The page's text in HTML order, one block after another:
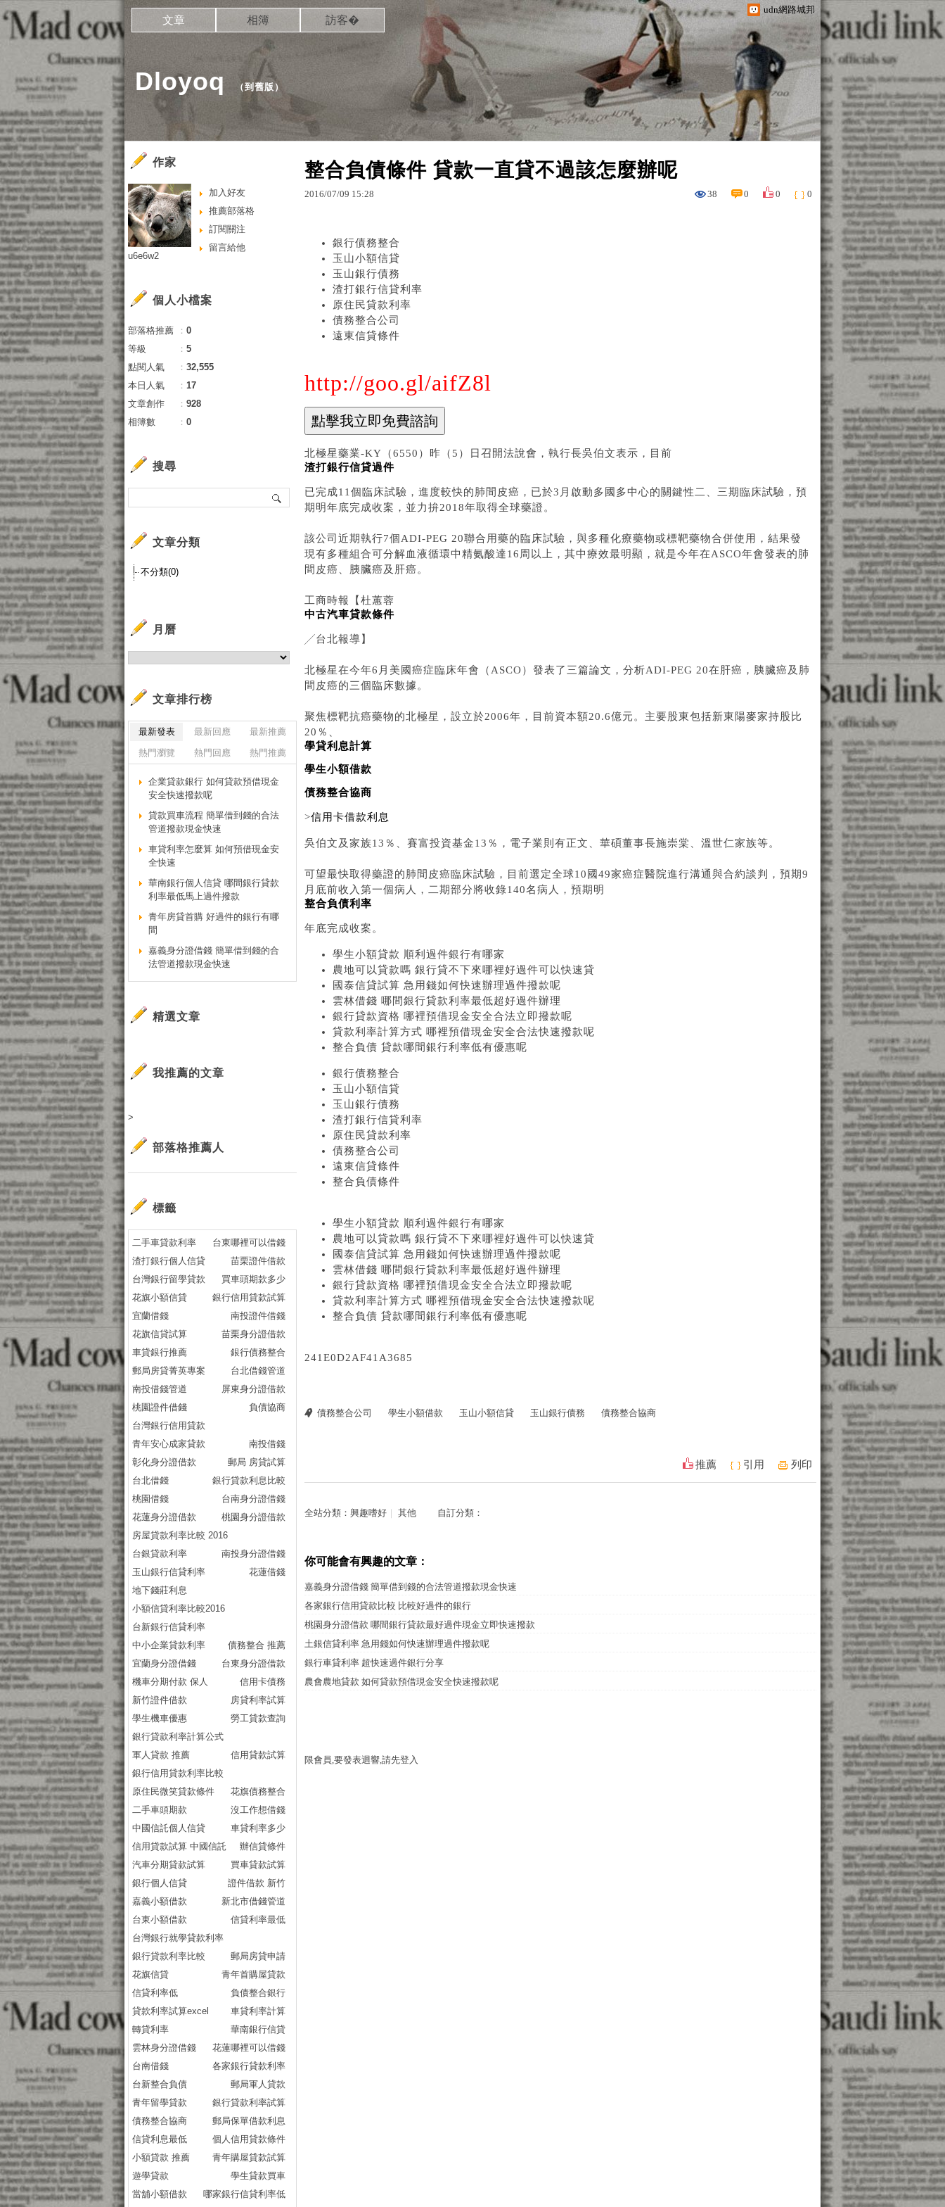
udn網路城邦
Dloyoq （到舊版 ）
文章 相簿 訪客�
整合負債條件 貸款一直貸不過該怎麼辦呢
2016/07/09 15:28 38 0 0 0
銀行債務整合
玉山小額信貸
玉山銀行債務
渣打銀行信貸利率
原住民貸款利率
債務整合公司
遠東信貸條件
http://goo.gl/aifZ8l
北極星藥業-KY（6550）昨（5）日召開法說會，執行長吳伯文表示，目前
渣打銀行信貸過件
已完成11個臨床試驗，進度較快的肺間皮癌，已於3月啟動多國多中心的關鍵性二、三期臨床試驗，預
期明年底完成收案，並力拚2018年取得全球藥證。
該公司近期執行7個ADI-PEG 20聯合用藥的臨床試驗，與多種化療藥物或標靶藥物合併使用，結果發
現有多種組合可分解血液循環中精氨酸達16周以上，其中療效最明顯，就是今年在ASCO年會發表的肺
間皮癌、胰臟癌及肝癌。
工商時報【杜蕙蓉
中古汽車貸款條件
╱台北報導】
北極星在今年6月美國癌症臨床年會（ASCO）發表了三篇論文，分析ADI-PEG 20在肝癌，胰臟癌及肺
間皮癌的三個臨床數據。
聚焦標靶抗癌藥物的北極星，設立於2006年，目前資本額20.6億元。主要股東包括新東陽麥家持股比
20％、
學貸利息計算
學生小額借款
債務整合協商
>信用卡借款利息
吳伯文及家族13％、賽富投資基金13％，電子業則有正文、華碩董事長施崇棠、溫世仁家族等。
可望最快取得藥證的肺間皮癌臨床試驗，目前選定全球10國49家癌症醫院進行溝通與合約談判，預期9
月底前收入第一個病人，二期部分將收錄140名病人，預期明
整合負債利率
年底完成收案。
學生小額貸款 順利過件銀行有哪家
農地可以貸款嗎 銀行貸不下來哪裡好過件可以快速貸
國泰信貸試算 急用錢如何快速辦理過件撥款呢
雲林借錢 哪間銀行貸款利率最低超好過件辦理
銀行貸款資格 哪裡預借現金安全合法立即撥款呢
貸款利率計算方式 哪裡預借現金安全合法快速撥款呢
整合負債 貸款哪間銀行利率低有優惠呢
銀行債務整合
玉山小額信貸
玉山銀行債務
渣打銀行信貸利率
原住民貸款利率
債務整合公司
遠東信貸條件
整合負債條件
學生小額貸款 順利過件銀行有哪家
農地可以貸款嗎 銀行貸不下來哪裡好過件可以快速貸
國泰信貸試算 急用錢如何快速辦理過件撥款呢
雲林借錢 哪間銀行貸款利率最低超好過件辦理
銀行貸款資格 哪裡預借現金安全合法立即撥款呢
貸款利率計算方式 哪裡預借現金安全合法快速撥款呢
整合負債 貸款哪間銀行利率低有優惠呢
241E0D2AF41A3685
債務整合公司 學生小額借款 玉山小額信貸 玉山銀行債務 債務整合協商
推薦 引用 列印
全站分類： 興趣嗜好 其他 自訂分類：
你可能會有興趣的文章：
嘉義身分證借錢 簡單借到錢的合法管道撥款現金快速
各家銀行信用貸款比較 比較好過件的銀行
桃園身分證借款 哪間銀行貸款最好過件現金立即快速撥款
土銀信貸利率 急用錢如何快速辦理過件撥款呢
銀行車貸利率 超快速過件銀行分享
農會農地貸款 如何貸款預借現金安全快速撥款呢
限會員,要發表迴響,請先登入
作家
加入好友
推薦部落格
訂閱關注
留言給他
u6e6w2
個人小檔案
部落格推薦 ： 0
等級
： 5
點閱人氣
： 32,555
本日人氣
： 17
文章創作
： 928
相簿數
： 0
搜尋
文章分類
不分類(0)
月曆
文章排行榜
最新發表 最新回應
最新推薦
熱門瀏覽
熱門回應 熱門推薦
企業貸款銀行 如何貸款預借現金
安全快速撥款呢
貸款買車流程 簡單借到錢的合法
管道撥款現金快速
車貸利率怎麼算 如何預借現金安
全快速
華南銀行個人信貸 哪間銀行貸款
利率最低馬上過件撥款
青年房貸首購 好過件的銀行有哪
間
嘉義身分證借錢 簡單借到錢的合
法管道撥款現金快速
精選文章
我推薦的文章
>
部落格推薦人
標籤
二手車貸款利率
台東哪裡可以借錢
渣打銀行個人信貸
苗栗證件借款
台灣銀行留學貸款
買車頭期款多少
花旗小額信貸
銀行信用貸款試算
宜蘭借錢
南投證件借錢
花旗信貸試算
苗栗身分證借款
車貸銀行推薦
銀行債務整合
郵局房貸菁英專案
台北借錢管道
南投借錢管道
屏東身分證借款
桃園證件借錢
負債協商
台灣銀行信用貸款
青年安心成家貸款
南投借錢
彰化身分證借款
郵局 房貸試算
台北借錢
銀行貸款利息比較
桃園借錢
台南身分證借錢
花蓮身分證借款
桃園身分證借款
房屋貸款利率比較 2016
台銀貸款利率
南投身分證借錢
玉山銀行信貸利率
花蓮借錢
地下錢莊利息
小額信貸利率比較2016
台新銀行信貸利率
中小企業貸款利率
債務整合 推薦
宜蘭身分證借錢
台東身分證借款
機車分期付款 保人
信用卡債務
新竹證件借款
房貸利率試算
學生機車優惠
勞工貸款查詢
銀行貸款利率計算公式
軍人貸款 推薦
信用貸款試算
銀行信用貸款利率比較
原住民微笑貸款條件
花旗債務整合
二手車頭期款
沒工作想借錢
中國信託個人信貸
車貸利率多少
信用貸款試算 中國信託
辦信貸條件
汽車分期貸款試算
買車貸款試算
銀行個人信貸
證件借款 新竹
嘉義小額借款
新北市借錢管道
台東小額借款
信貸利率最低
台灣銀行就學貸款利率
銀行貸款利率比較
郵局房貸申請
花旗信貸
青年首購屋貸款
信貸利率低
負債整合銀行
貸款利率試算excel
車貸利率計算
轉貸利率
華南銀行信貸
雲林身分證借錢
花蓮哪裡可以借錢
台南借錢
各家銀行貸款利率
台新整合負債
郵局軍人貸款
青年留學貸款
銀行貸款利率試算
債務整合協商
郵局保單借款利息
信貸利息最低
個人信用貸款條件
小額貸款 推薦
青年購屋貸款試算
遊學貸款
學生貸款買車
當舖小額借款
哪家銀行信貸利率低